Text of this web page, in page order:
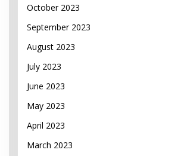
October 2023
September 2023
August 2023
July 2023
June 2023
May 2023
April 2023
March 2023